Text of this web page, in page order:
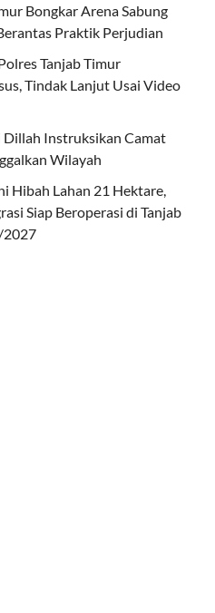
Bongkar Arena Sabung
Praktik Perjudian
Tanjab Timur
Tindak Lanjut Usai Video
Dillah Instruksikan Camat
Wilayah
Hibah Lahan 21 Hektare,
Siap Beroperasi di Tanjab
2027